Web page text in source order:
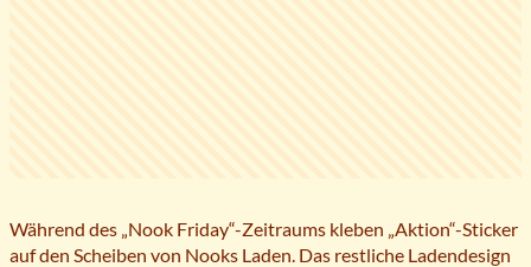
Während des „Nook Friday“-Zeitraums kleben „Aktion“-Sticker
auf den Scheiben von Nooks Laden. Das restliche Ladendesign